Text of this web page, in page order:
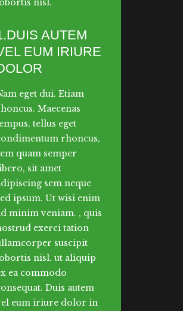
nisl.
AUTEM
EUM IRIURE
eget dui. Etiam
Maecenas
tellus eget
rhoncus,
quam semper
sit amet
sem neque
ipsum. Ut wisi enim
minim veniam. , quis
exerci tation
suscipit
nisl. ut aliquip
ea commodo
Duis autem
eum iriure dolor in